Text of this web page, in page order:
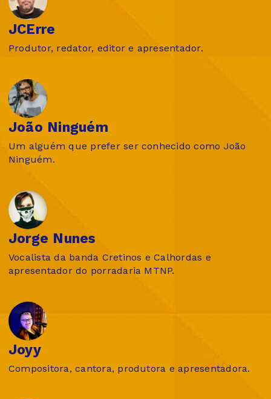
JCErre
Produtor, redator, editor e apresentador.
João Ninguém
Um alguém que prefer ser conhecido como João
Ninguém.
Jorge Nunes
Vocalista da banda Cretinos e Calhordas e
apresentador do porradaria MTNP.
Joyy
Compositora, cantora, produtora e apresentadora.